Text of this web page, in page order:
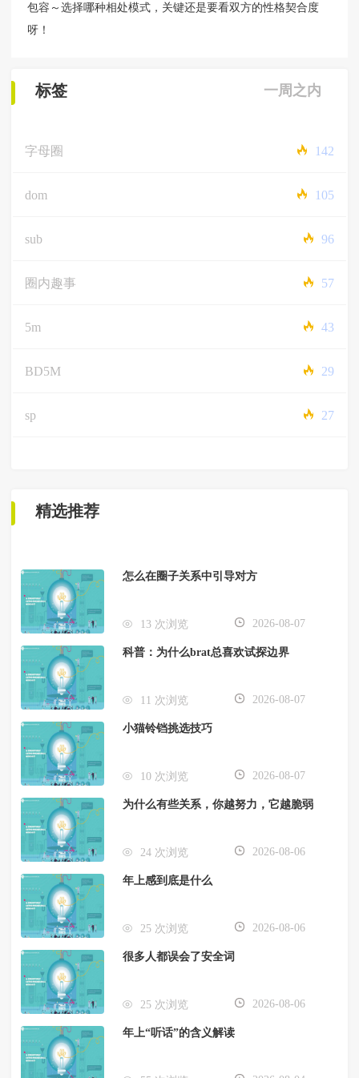
包容～选择哪种相处模式，关键还是要看双方的性格契合度
呀！
标签 一周之内
字母圈 142
dom 105
sub 96
圈内趣事 57
5m 43
BD5M 29
sp 27
精选推荐
怎么在圈子关系中引导对方
13 次浏览 2026-08-07
科普：为什么brat总喜欢试探边界
11 次浏览 2026-08-07
小猫铃铛挑选技巧
10 次浏览 2026-08-07
为什么有些关系，你越努力，它越脆弱
24 次浏览 2026-08-06
年上感到底是什么
25 次浏览 2026-08-06
很多人都误会了安全词
25 次浏览 2026-08-06
年上“听话”的含义解读